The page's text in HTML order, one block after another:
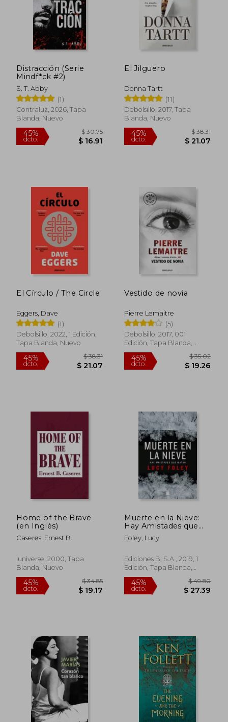
45%
dcto.
45%
dcto.
Distracción (Serie
Mindf*ck #2)
S. T. Abby
(1)
Contraluz, 2026, Tapa
Blanda, Nuevo
dcto.
El Jilguero
Donna Tartt
(11)
Debolsillo, 2017, Tapa
Blanda, Nuevo
45%
dcto.
El Círculo / The Circle
Eggers, Dave
(1)
Debolsillo, 2022, 1 Edición,
Tapa Blanda, Nuevo
45%
dcto.
Vestido de novia
Pierre Lemaitre
(5)
Debolsillo, 2017, 001
Edición, Tapa Blanda,
Nuevo
45%
dcto.
Home of the Brave
(en Inglés)
Caseres, Ernest B.
Iuniverse, 2000, Tapa
Blanda, Nuevo
Muerte en la Nieve:
Hay Amistades que
Matan
Foley, Lucy
Ediciones B, S.A., 2019, 1
Edición, Tapa Blanda,
Nuevo